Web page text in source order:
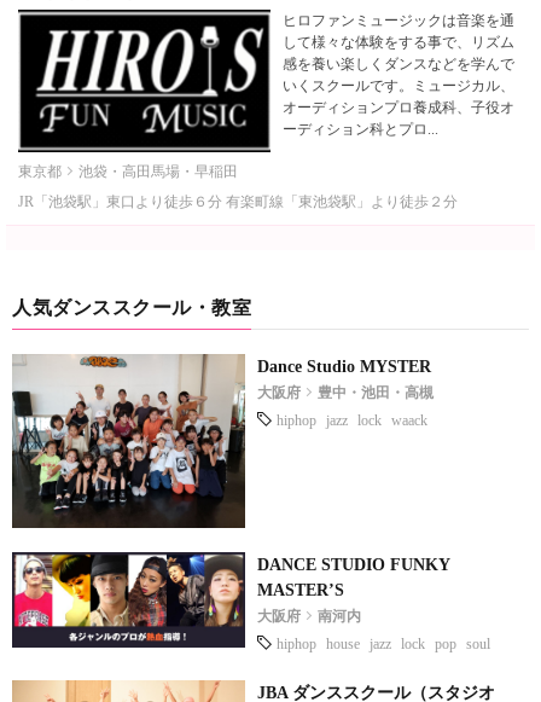
ヒロファンミュージックは音楽を通
して様々な体験をする事で、リズム
感を養い楽しくダンスなどを学んで
いくスクールです。ミュージカル、
オーディションプロ養成科、子役オ
ーディション科とプロ...
東京都
池袋・高田馬場・早稲田
JR「池袋駅」東口より徒歩６分 有楽町線「東池袋駅」より徒歩２分
人気ダンススクール・教室
Dance Studio MYSTER
大阪府 豊中・池田・高槻
hiphop jazz lock waack
DANCE STUDIO FUNKY
MASTER’S
大阪府 南河内
hiphop house jazz lock pop soul
JBA ダンススクール（スタジオ